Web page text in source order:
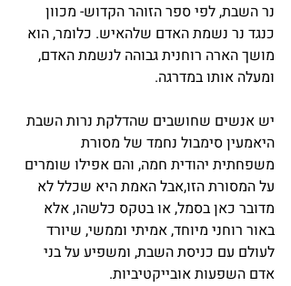
נר השבת, לפי ספר הזוהר הקדוש- מכוון
כנגד נר נשמת האדם שלהאיש. כלומר, הוא
מושך הארה רוחנית גבוהה לנשמת האדם,
ומעלה אותו במדרגה.
יש אנשים שחושבים שהדלקת נרות השבת
היאמעין סימבול נחמד של מסורת
משפחתית יהודית חמה, והם אפילו שומרים
על המסורת הזו,אבל האמת היא שכלל לא
מדובר כאן בסמל, או בטקס כלשהו, אלא
באור רוחני מיוחד, אמיתי וממשי, שיורד
לעולם עם כניסת השבת, ומשפיע על בני
אדם השפעות אובייקטיביות.